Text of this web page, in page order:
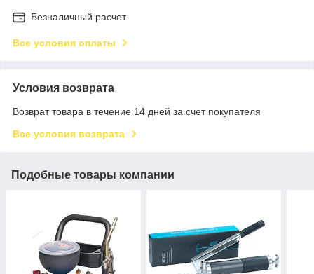
Безналичный расчет
Все условия оплаты
Условия возврата
Возврат товара в течение 14 дней за счет покупателя
Все условия возврата
Подобные товары компании